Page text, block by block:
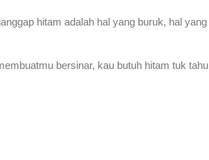
hitam adalah hal yang buruk, hal yang
bersinar, kau butuh hitam tuk tahu